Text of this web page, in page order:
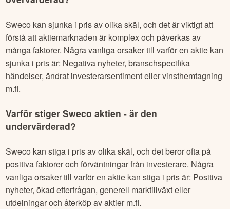
Sweco kan sjunka i pris av olika skäl, och det är viktigt att
förstå att aktiemarknaden är komplex och påverkas av
många faktorer. Några vanliga orsaker till varför en aktie kan
sjunka i pris är: Negativa nyheter, branschspecifika
händelser, ändrat investerarsentiment eller vinsthemtagning
m.fl.
Varför stigerSweco aktien - är den
undervärderad?
Sweco kan stiga i pris av olika skäl, och det beror ofta på
positiva faktorer och förväntningar från investerare. Några
vanliga orsaker till varför en aktie kan stiga i pris är: Positiva
nyheter, ökad efterfrågan, generell marktillväxt eller
utdelningar och återköp av aktier m.fl.